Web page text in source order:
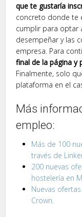
que te gustaría
concreto donde te
cumplir para optar
desempeñar y las
empresa. Para
final de la página y
Finalmente, solo
plataforma en el
Más
empleo:
Más de 100
través de
200 nuevas
hostelería en
Nuevas
Crown.